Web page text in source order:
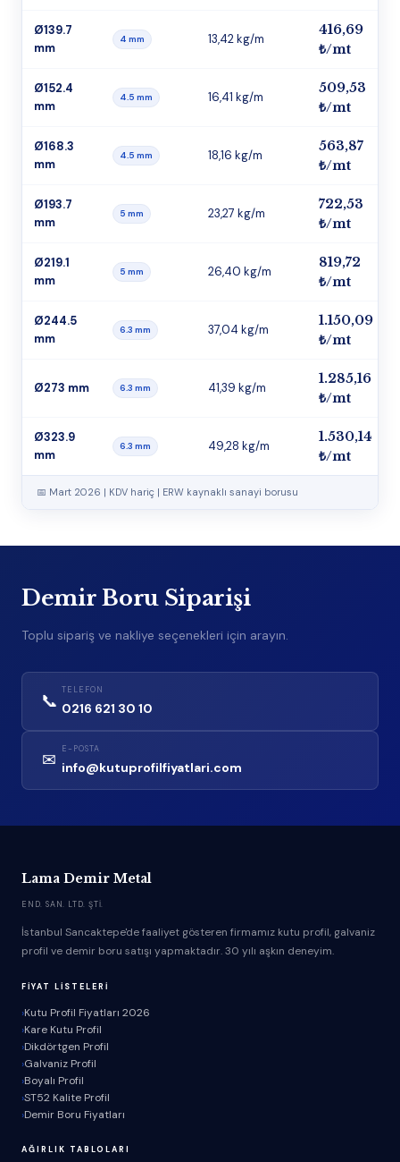
Ø139.7
mm
4 mm 13,42 kg/m
416,69
₺/mt
Ø152.4
mm
4.5 mm 16,41 kg/m
509,53
₺/mt
Ø168.3
mm
4.5 mm 18,16 kg/m
563,87
₺/mt
Ø193.7
mm
5 mm 23,27 kg/m
722,53
₺/mt
Ø219.1
mm
5 mm 26,40 kg/m
819,72
₺/mt
Ø244.5
mm
6.3 mm 37,04 kg/m
1.150,09
₺/mt
Ø273 mm 6.3 mm 41,39 kg/m
1.285,16
₺/mt
Ø323.9
mm
6.3 mm 49,28 kg/m
1.530,14
₺/mt
📅 Mart 2026 | KDV hariç | ERW kaynaklı sanayi borusu
Demir Boru Siparişi
Toplu sipariş ve nakliye seçenekleri için arayın.
📞 TELEFON
0216 621 30 10
✉ E-POSTA
info@kutuprofilfiyatlari.com
Lama Demir Metal
END. SAN. LTD. ŞTI.
İstanbul Sancaktepe'de faaliyet gösteren firmamız kutu profil, galvaniz
profil ve demir boru satışı yapmaktadır. 30 yılı aşkın deneyim.
FIYAT LISTELERI
Kutu Profil Fiyatları 2026
Kare Kutu Profil
Dikdörtgen Profil
Galvaniz Profil
Boyalı Profil
ST52 Kalite Profil
Demir Boru Fiyatları
AĞIRLIK TABLOLARI